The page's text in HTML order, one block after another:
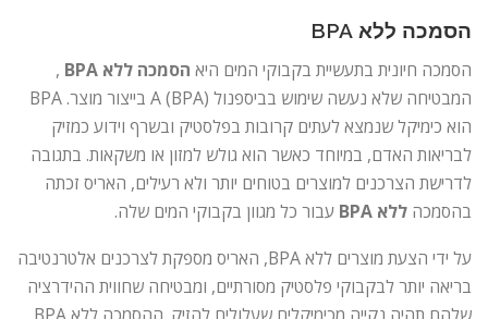
הסמכה ללא BPA
הסמכה חיונית בתעשיית בקבוקי המים היא הסמכה ללא BPA
,
המבטיחה שלא נעשה שימוש בביספנול A (BPA) בייצור מוצר. BPA
הוא כימיקל שנמצא לעתים קרובות בפלסטיק ובשרף וידוע כמזיק
לבריאות האדם, במיוחד כאשר הוא גולש למזון או משקאות. בתגובה
לדרישת הצרכנים למוצרים בטוחים יותר ולא רעילים, האריס זכתה
בהסמכה ללא BPA
עבור כל מגוון בקבוקי המים שלה.
על ידי הצעת מוצרים ללא BPA, האריס מספקת לצרכנים אלטרנטיבה
בריאה יותר לבקבוקי פלסטיק מסורתיים, ומבטיחה שחווית ההידרציה